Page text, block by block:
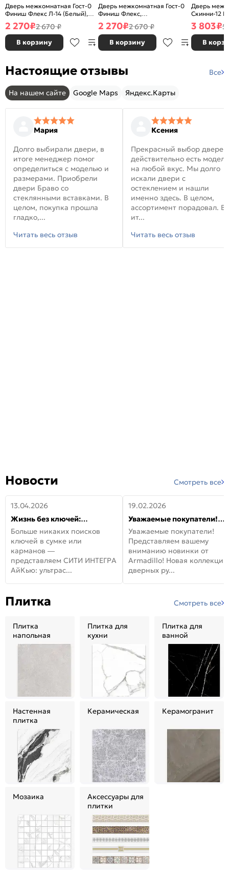
Дверь межкомнатная Гост-0
Финиш Флекс Л-14 (Белый),
глухая, каркасно-щитовая
2 270₽2 670 ₽
В корзину
Дверь межкомнатная Гост-0
Финиш Флекс,
Ламинированные Л-11
(ИталОрех), глухая, каркасно-
щитовая
2 270₽2 670 ₽
В корзину
Дверь
Скинни-12
глухая,
3 803₽5
В
Настоящие отзывы Все
На нашем сайте Google Maps Яндекс.Карты
Мария
Долго выбирали двери, в
итоге менеджер помог
определиться с моделью и
размерами. Приобрели
двери Браво со
стеклянными вставками. В
целом, покупка прошла
гладко,...
Читать весь отзыв
Ксения
Прекрасный выбор
действительно есть модели
на любой вкус. Мы долго
искали двери с
остеклением и нашли
именно здесь. В целом,
ассортимент порадовал. В
ит...
Читать весь отзыв
Новости Смотреть все
13.04.2026
Жизнь без ключей:
встречайте новую дверь
СИТИ ИНТЕГРА АйКью!
Больше никаких поисков
ключей в сумке или
карманов —
представляем СИТИ ИНТЕГРА
АйКью: ультрас...
19.02.2026
Уважаемые покупатели!
Представляем вашему
вниманию новинки от
Armadillo!
Уважаемые покупатели!
Представляем вашему
вниманию новинки от
Armadillo! Новая коллекция
дверных ру...
Плитка Смотреть все
Плитка
напольная
Плитка для
кухни
Плитка для
ванной
Настенная
плитка
Керамическая Керамогранит
Мозаика
Аксессуары для
плитки